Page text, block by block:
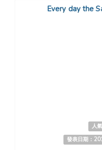
Every day the
人
發表日期：